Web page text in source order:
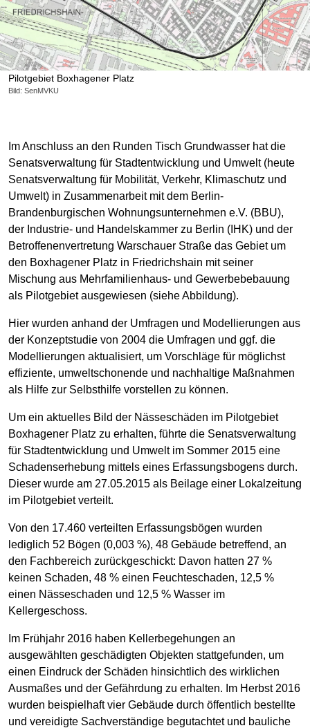
Pilotgebiet Boxhagener Platz
Bild: SenMVKU
Im Anschluss an den Runden Tisch Grundwasser hat die
Senatsverwaltung für Stadtentwicklung und Umwelt (heute
Senatsverwaltung für Mobilität, Verkehr, Klimaschutz und
Umwelt) in Zusammenarbeit mit dem Berlin-
Brandenburgischen Wohnungsunternehmen e.V. (BBU),
der Industrie- und Handelskammer zu Berlin (IHK) und der
Betroffenenvertretung Warschauer Straße das Gebiet um
den Boxhagener Platz in Friedrichshain mit seiner
Mischung aus Mehrfamilienhaus- und Gewerbebebauung
als Pilotgebiet ausgewiesen (siehe Abbildung).
Hier wurden anhand der Umfragen und Modellierungen aus
der Konzeptstudie von 2004 die Umfragen und ggf. die
Modellierungen aktualisiert, um Vorschläge für möglichst
effiziente, umweltschonende und nachhaltige Maßnahmen
als Hilfe zur Selbsthilfe vorstellen zu können.
Um ein aktuelles Bild der Nässeschäden im Pilotgebiet
Boxhagener Platz zu erhalten, führte die Senatsverwaltung
für Stadtentwicklung und Umwelt im Sommer 2015 eine
Schadenserhebung mittels eines Erfassungsbogens durch.
Dieser wurde am 27.05.2015 als Beilage einer Lokalzeitung
im Pilotgebiet verteilt.
Von den 17.460 verteilten Erfassungsbögen wurden
lediglich 52 Bögen (0,003 %), 48 Gebäude betreffend, an
den Fachbereich zurückgeschickt: Davon hatten 27 %
keinen Schaden, 48 % einen Feuchteschaden, 12,5 %
einen Nässeschaden und 12,5 % Wasser im
Kellergeschoss.
Im Frühjahr 2016 haben Kellerbegehungen an
ausgewählten geschädigten Objekten stattgefunden, um
einen Eindruck der Schäden hinsichtlich des wirklichen
Ausmaßes und der Gefährdung zu erhalten. Im Herbst 2016
wurden beispielhaft vier Gebäude durch öffentlich bestellte
und vereidigte Sachverständige begutachtet und bauliche